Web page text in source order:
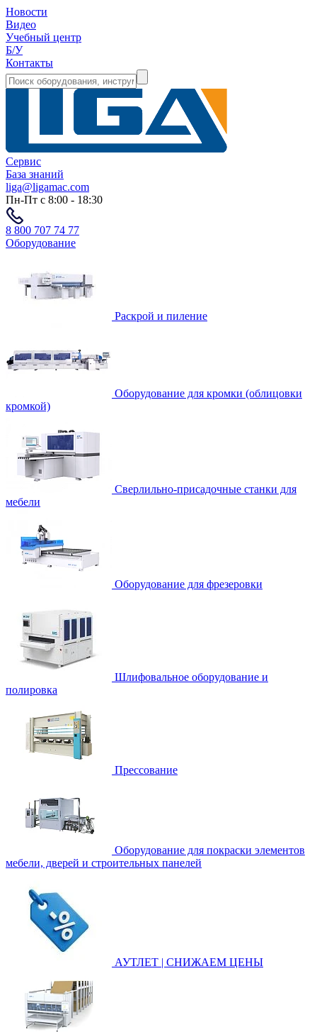
Новости
Видео
Учебный центр
Б/У
Контакты
Сервис
База знаний
liga@ligamac.com
Пн-Пт с 8:00 - 18:30
8 800 707 74 77
Оборудование
Раскрой и пиление
Оборудование для кромки (облицовки
кромкой)
Сверлильно-присадочные станки для
мебели
Оборудование для фрезеровки
Шлифовальное оборудование и
полировка
Прессование
Оборудование для покраски элементов
мебели, дверей и строительных панелей
АУТЛЕТ | СНИЖАЕМ ЦЕНЫ